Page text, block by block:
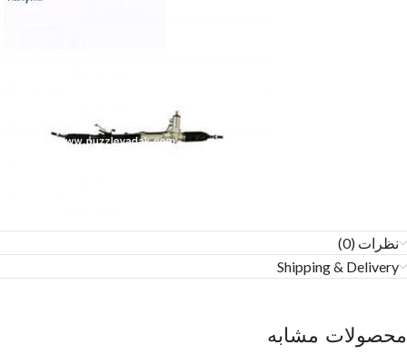
نظرات (0)
Shipping & Delivery
محصولات مشابه